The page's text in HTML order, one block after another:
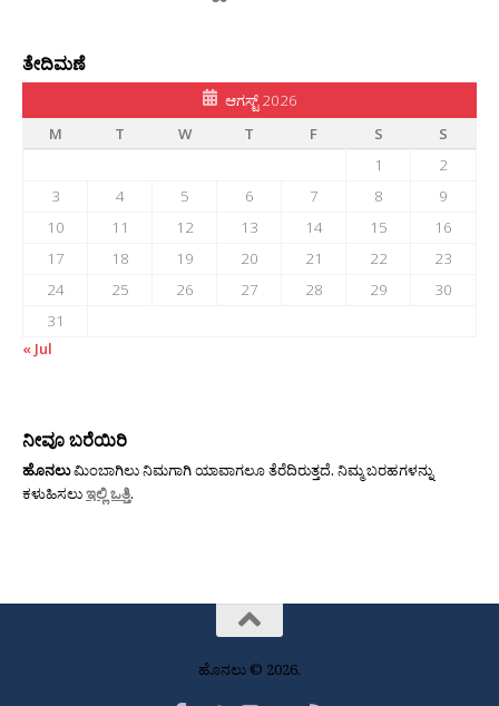
ತೇದಿಮಣೆ
ಆಗಸ್ಟ್ 2026
M
T W T F S
S
1
2
3
4 5 6 7 8
9
10
11 12 13 14 15
16
17
18 19 20 21 22
23
24
25 26 27 28 29
30
31
« Jul
ನೀವೂ ಬರೆಯಿರಿ
ಹೊನಲುಮಿಂಬಾಗಿಲು ನಿಮಗಾಗಿ ಯಾವಾಗಲೂ ತೆರೆದಿರುತ್ತದೆ. ನಿಮ್ಮ ಬರಹಗಳನ್ನು
ಕಳುಹಿಸಲುಇಲ್ಲಿ ಒತ್ತಿ.
ಹೊನಲು © 2026.